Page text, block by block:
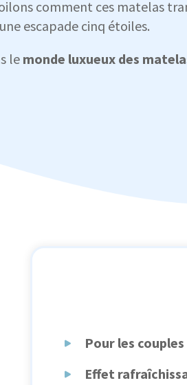
comment ces matelas
escapade cinq étoiles.
le monde luxueux des
Pour les couples
Effet